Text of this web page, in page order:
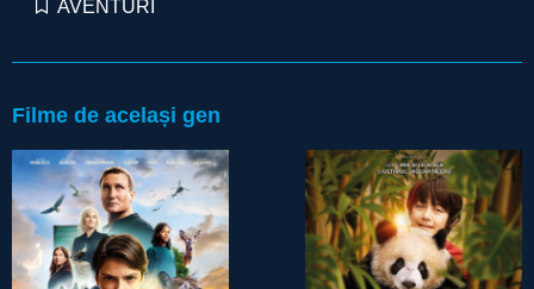
AVENTURI
Filme de același gen